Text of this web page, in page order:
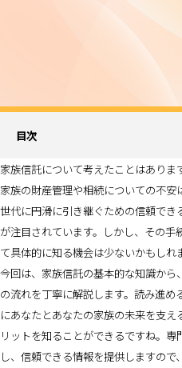
目次
家族信託について考えたことはありま
家族の財産管理や相続についての不
世代に円滑に引き継ぐための信頼でき
が注目されています。しかし、その
て具体的に知る機会は少ないかもしれ
今回は、家族信託の基本的な知識から
の流れを丁寧に解説します。読み進め
にあなたとあなたの家族の未来を支
リットを知ることができるですね。
し、信頼できる情報を提供しますので